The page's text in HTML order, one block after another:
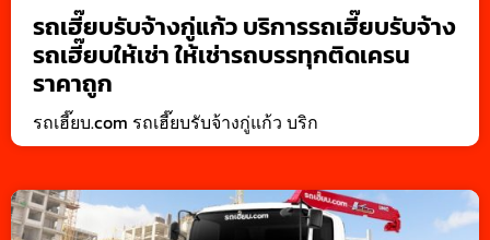
รถเฮี๊ยบรับจ้างกู่แก้ว บริการรถเฮี๊ยบรับจ้าง
รถเฮี๊ยบให้เช่า ให้เช่ารถบรรทุกติดเครน
ราคาถูก
รถเฮี๊ยบ.com รถเฮี๊ยบรับจ้างกู่แก้ว บริก